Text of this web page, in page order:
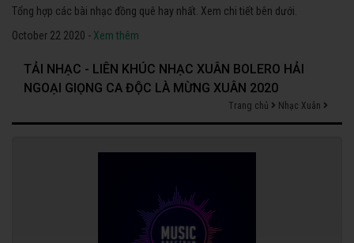
Tuyển tập các bài nhạc thánh ca hay nhất. Không thể không nghe thử.
October 22 2020 - Xem thêm
TẢI NHẠC - LIÊN KHÚC NHẠC XUÂN BOLERO HẢI
NGOẠI GIỌNG CA ĐỘC LÀ MỪNG XUÂN 2020
Trang chủ Nhạc Xuân